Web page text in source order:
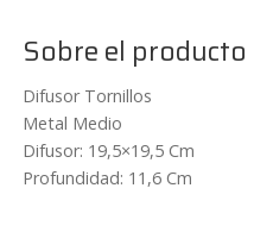
Sobre el producto
Difusor Tornillos
Metal Medio
Difusor: 19,5×19,5 Cm
Profundidad: 11,6 Cm